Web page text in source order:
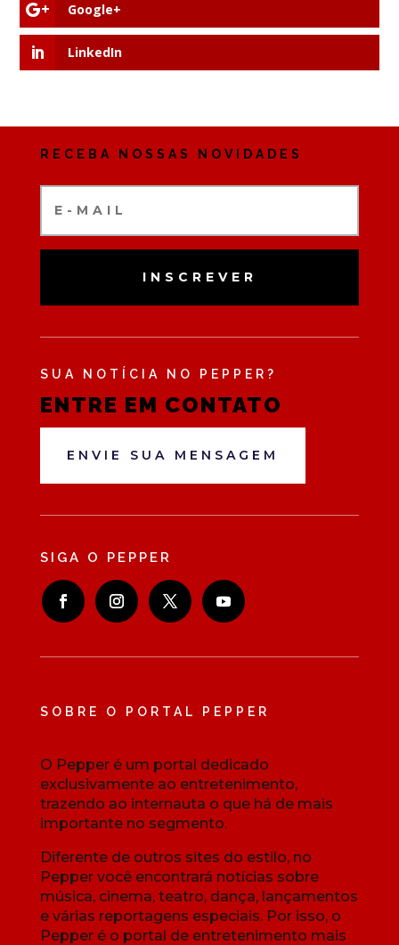
Google+
LinkedIn
RECEBA NOSSAS NOVIDADES
INSCREVER
SUA NOTÍCIA NO PEPPER?
ENTRE EM CONTATO
ENVIE SUA MENSAGEM
SIGA O PEPPER
SOBRE O PORTAL PEPPER
O Pepper é um portal dedicado
exclusivamente ao entretenimento,
trazendo ao internauta o que há de mais
importante no segmento.
Diferente de outros sites do estilo, no
Pepper você encontrará notícias sobre
música, cinema, teatro, dança, lançamentos
e várias reportagens especiais. Por isso, o
Pepper é o portal de entretenimento mais